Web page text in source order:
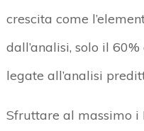
crescita come
dall’analisi, solo il
legate all’analisi
Sfruttare al massimo